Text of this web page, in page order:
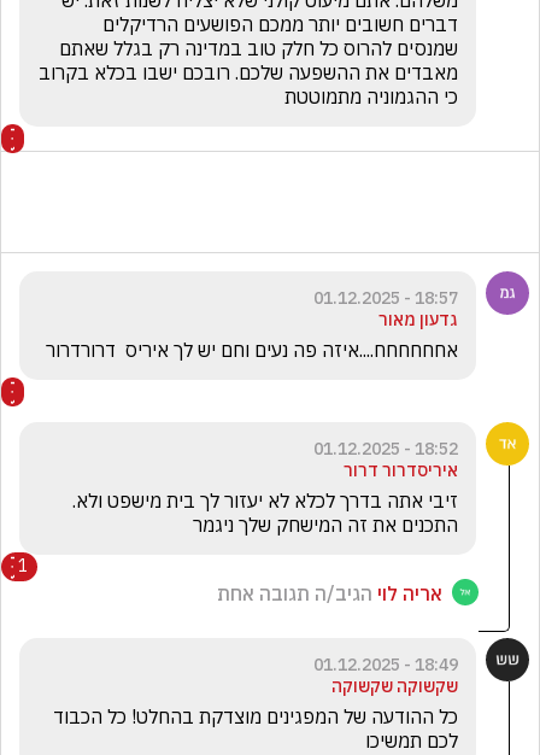
כי ההגמוניה מתמוטטת
18:57 - 01.12.2025
גדעון מאור
אחחחחחח....איזה פה נעים וחם יש לך איריס  דרורדרור
18:52 - 01.12.2025
איריסדרור דרור
התכנים את זה המישחק שלך ניגמר
1
אריה לוי הגיב/ה תגובה אחת
18:49 - 01.12.2025
שקשוקה שקשוקה
לכם תמשיכו